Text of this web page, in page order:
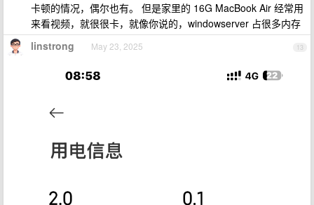
卡顿的情况，偶尔也有。 但是家里的 16G MacBook Air 经常用
来看视频，就很很卡，就像你说的，windowserver 占很多内存
13
linstrong May 23, 2025